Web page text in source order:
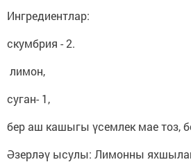
Ингредиентлар:
скумбрия - 2.
лимон,
суган- 1,
бер аш кашыгы үсемлек мае тоз,
Әзерләү ысулы: Лимонны